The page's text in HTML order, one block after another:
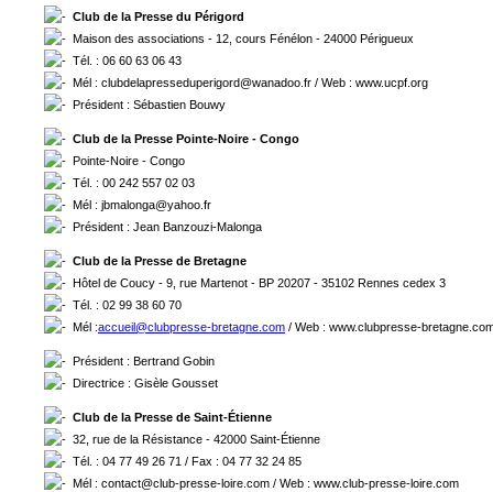
Club de la Presse du Périgord
Maison des associations - 12, cours Fénélon - 24000 Périgueux
Tél. : 06 60 63 06 43
Mél : clubdelapresseduperigord@wanadoo.fr / Web : www.ucpf.org
Président : Sébastien Bouwy
Club de la Presse Pointe-Noire - Congo
Pointe-Noire - Congo
Tél. : 00 242 557 02 03
Mél : jbmalonga@yahoo.fr
Président : Jean Banzouzi-Malonga
Club de la Presse de Bretagne
Hôtel de Coucy - 9, rue Martenot - BP 20207 - 35102 Rennes cedex 3
Tél. : 02 99 38 60 70
Mél :accueil@clubpresse-bretagne. com / Web : www.clubpresse-
Président : Bertrand Gobin
Directrice : Gisèle Gousset
Club de la Presse de Saint-Étienne
32, rue de la Résistance - 42000 Saint-Étienne
Tél. : 04 77 49 26 71 / Fax : 04 77 32 24 85
Mél : contact@club-presse-loire.com / Web : www.club-presse-loire.com